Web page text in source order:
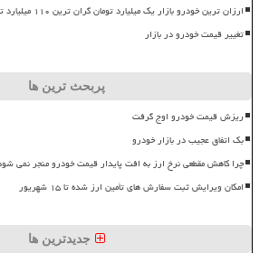
ارزان ترین خودرو بازار یک میلیارد تومان گران ترین ۱۱۰ میلیارد تومان
تغییر قیمت خودرو در بازار
پربحث ترین ها
ریزش قیمت خودرو اوج گرفت
بک اتفاق عجیب در بازار خودرو
چرا کاهش مقطعی نرخ ارز به افت پایدار قیمت خودرو منجر نمی
امکان ویرایش ثبت سفارش های تأمین ارز شده تا ۱۵ شهریور
جدیدترین ها